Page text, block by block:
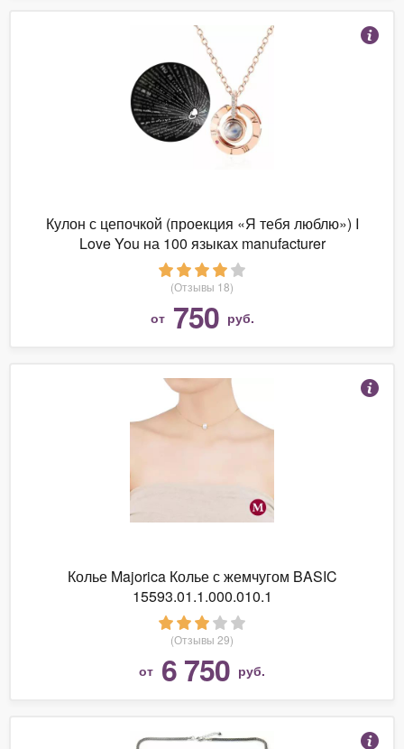
Кулон с цепочкой (проекция «Я тебя люблю») I
Love You на 100 языках manufacturer
(Отзывы 18)
от 750 руб.
Колье Majorica Колье с жемчугом BASIC
15593.01.1.000.010.1
(Отзывы 29)
от 6 750 руб.